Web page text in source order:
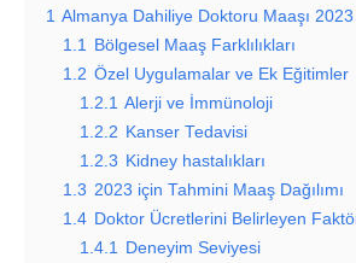
1 Almanya Dahiliye Doktoru Maaşı 2023
1.1
Bölgesel Maaş Farklılıkları
1.2 Özel Uygulamalar ve Ek Eğitimler
1.2.1 Alerji ve İmmünoloji
1.2.2 Kanser Tedavisi
1.2.3 Kidney hastalıkları
1.3 2023 için Tahmini Maaş Dağılımı
1.4 Doktor Ücretlerini Belirleyen
1.4.1
Deneyim Seviyesi